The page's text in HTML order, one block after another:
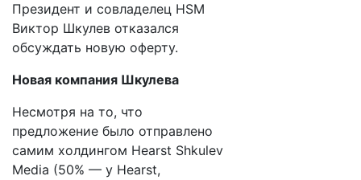
Президент и совладелец HSM
Виктор Шкулев отказался
обсуждать новую оферту.
Новая компания Шкулева
Несмотря на то, что
предложение было отправлено
самим холдингом Hearst Shkulev
Media (50% — у Hearst,